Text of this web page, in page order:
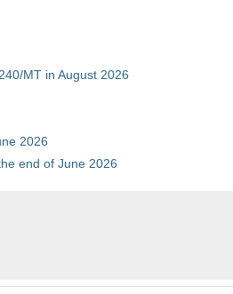
MT in August 2026
2026
end of June 2026